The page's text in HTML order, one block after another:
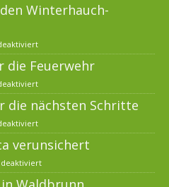
Winterhauch-
die Feuerwehr
die nächsten Schritte
verunsichert